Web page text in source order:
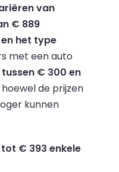
van
€ 889
het type
met een auto
tussen € 300 en
hoewel de prijzen
kunnen
tot € 393 enkele